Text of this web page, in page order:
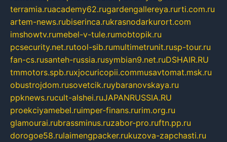
terramia.ruacademy62.rugardengallereya.rurti.com.ru
artem-news.rubiserinca.rukrasnodarkurort.com
imshowtv.rumebel-v-tule.rumobtopik.ru
pcsecurity.net.rutool-sib.rumultimetrunit.rusp-tour.ru
fan-cs.rusanteh-russia.rusymbian9.net.ruDSHAIR.RU
tmmotors.spb.ruxjocuricopii.commusavtomat.msk.ru
obustrojdom.rusovetcik.ruybaranovskaya.ru
ppknews.rucult-alshei.ruJAPANRUSSIA.RU
proekciyamebel.ruimper-finans.rurim.org.ru
glamourai.rubrassminus.ruzabor-pro.ruftn.pp.ru
dorogoe58.rulaimengpacker.rukuzova-zapchasti.ru